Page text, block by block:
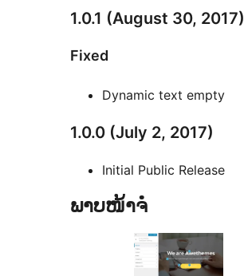
1.0.1 (August 30, 2017)
Fixed
Dynamic text empty
1.0.0 (July 2, 2017)
Initial Public Release
ພາບໜ້າຈໍ